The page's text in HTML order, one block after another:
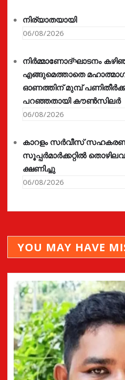
നിര്യാതയായി
06/08/2026
നിർമ്മാണോദ്ഘാടനം
എങ്ങുമെത്താതെ
ഓണത്തിന് മുമ്പ്
പറഞ്ഞതായി കൗൺസിലർ
06/08/2026
കാറളം സർവീസ് സഹകരണ
സൂപ്പർമാർക്കറ്റിൽ
ക്ഷണിച്ചു
06/08/2026
YOU MAY HAVE